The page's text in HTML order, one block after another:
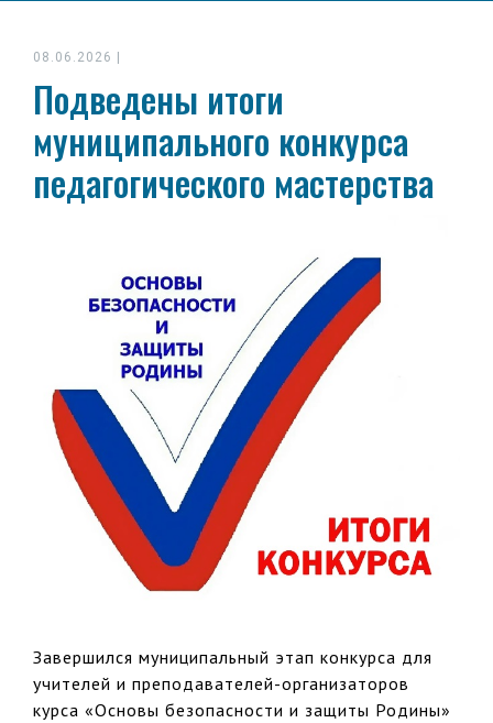
08.06.2026
Подведены итоги
муниципального конкурса
педагогического мастерства
Завершился муниципальный этап конкурса для
учителей и преподавателей-организаторов
курса «Основы безопасности и защиты Родины»